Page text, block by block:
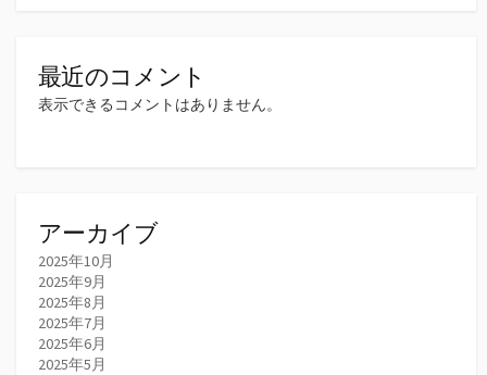
最近のコメント
表示できるコメントはありません。
アーカイブ
2025年10月
2025年9月
2025年8月
2025年7月
2025年6月
2025年5月